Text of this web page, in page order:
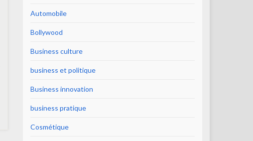
Automobile
Bollywood
Business culture
business et politique
Business innovation
business pratique
Cosmétique